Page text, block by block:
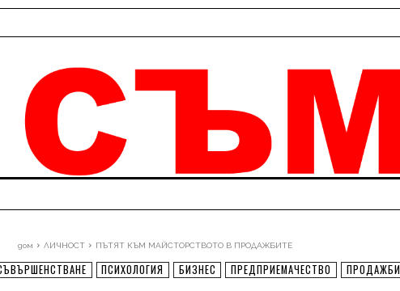
дом ЛИЧНОСТ ПЪТЯТ КЪМ МАЙСТОРСТВОТО В ПРОДАЖБИТЕ
ПСИХОЛОГИЯ БИЗНЕС ПРЕДПРИЕМАЧЕСТВО ПРОДАЖБИ